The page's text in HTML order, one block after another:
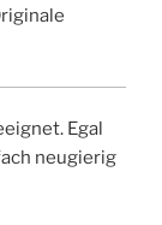
Egal
neugierig